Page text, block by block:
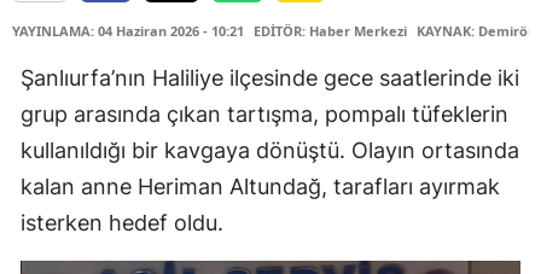
YAYINLAMA: 04 Haziran 2026 - 10:21 EDİTÖR: Haber Merkezi KAYNAK:
Şanlıurfa’nın Haliliye ilçesinde gece saatlerinde iki
grup arasında çıkan tartışma, pompalı tüfeklerin
kullanıldığı bir kavgaya dönüştü. Olayın ortasında
kalan anne Heriman Altundağ, tarafları ayırmak
isterken hedef oldu.